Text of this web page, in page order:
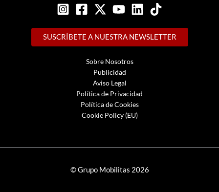
SUSCRÍBETE A NUESTRA NEWSLETTER
Sobre Nosotros
Publicidad
Aviso Legal
Política de Privacidad
Política de Cookies
Cookie Policy (EU)
© Grupo Mobilitas 2026